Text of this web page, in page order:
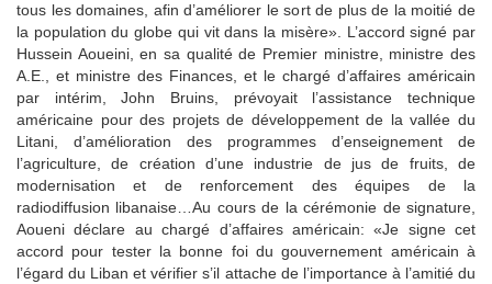
tous les domaines, afin d’améliorer le sort de plus de la moitié de
la population du globe qui vit dans la misère». L’accord signé par
Hussein Aoueini, en sa qualité de Premier ministre, ministre des
A.E., et ministre des Finances, et le chargé d’affaires américain
par intérim, John Bruins, prévoyait l’assistance technique
américaine pour des projets de développement de la vallée du
Litani, d’amélioration des programmes d’enseignement de
l’agriculture, de création d’une industrie de jus de fruits, de
modernisation et de renforcement des équipes de la
radiodiffusion libanaise…Au cours de la cérémonie de signature,
Aoueni déclare au chargé d’affaires américain: «Je signe cet
accord pour tester la bonne foi du gouvernement américain à
l’égard du Liban et vérifier s’il attache de l’importance à l’amitié du